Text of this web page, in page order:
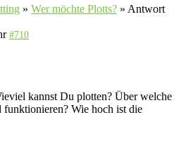
» Wer möchte Plotts? » Antwort
#710
kannst Du plotten? Über welche
Wie hoch ist die